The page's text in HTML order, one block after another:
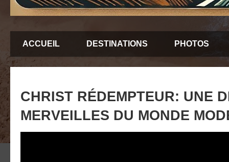
ACCUEIL DESTINATIONS PHOTOS
CHRIST RÉDEMPTEUR: UNE
MERVEILLES DU MONDE